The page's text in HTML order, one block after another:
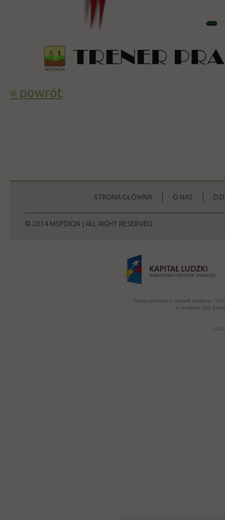
« powrót
STRONA GŁÓWNA O NAS
© 2014 MSPDION | ALL RIGHT RESERVED
Strona powstała w ramach projektu
ze środków Unii